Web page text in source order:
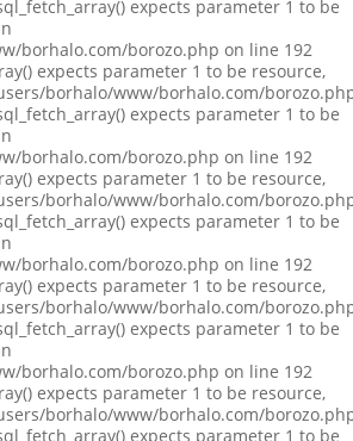
expects parameter 1 to be
borhalo.com/borozo.php on line 192
expects parameter 1 to be resource,
borhalo/www/borhalo.com/
expects parameter 1 to be
borhalo.com/borozo.php on line 192
expects parameter 1 to be resource,
borhalo/www/borhalo.com/
expects parameter 1 to be
borhalo.com/borozo.php on line 192
expects parameter 1 to be resource,
borhalo/www/borhalo.com/
expects parameter 1 to be
borhalo.com/borozo.php on line 192
expects parameter 1 to be resource,
borhalo/www/borhalo.com/
expects parameter 1 to be